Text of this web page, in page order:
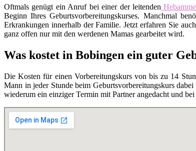
Oftmals genügt ein Anruf bei einer der leitenden
Beginn Ihres Geburtsvorbereitungskurses. Manchmal
Erkrankungen innerhalb der Familie. Jetzt erfahren Sie
ganz offen nur mit den werdenen Mamas gearbeitet wird.
Was kostet in Bobingen ein guter
Die Kosten für einen Vorbereitungskurs von bis zu 14
Mann in jeder Stunde beim Geburtsvorbereitungskurs
wiederum ein einziger Termin mit Partner angedacht und